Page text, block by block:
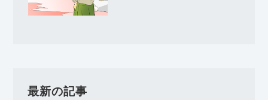
最新の記事